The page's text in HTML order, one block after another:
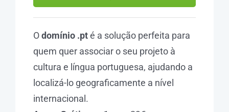
O domínio .pté a solução perfeita para
quem quer associar o seu projeto à
cultura e língua portuguesa, ajudando a
localizá-lo geograficamente a nível
internacional.